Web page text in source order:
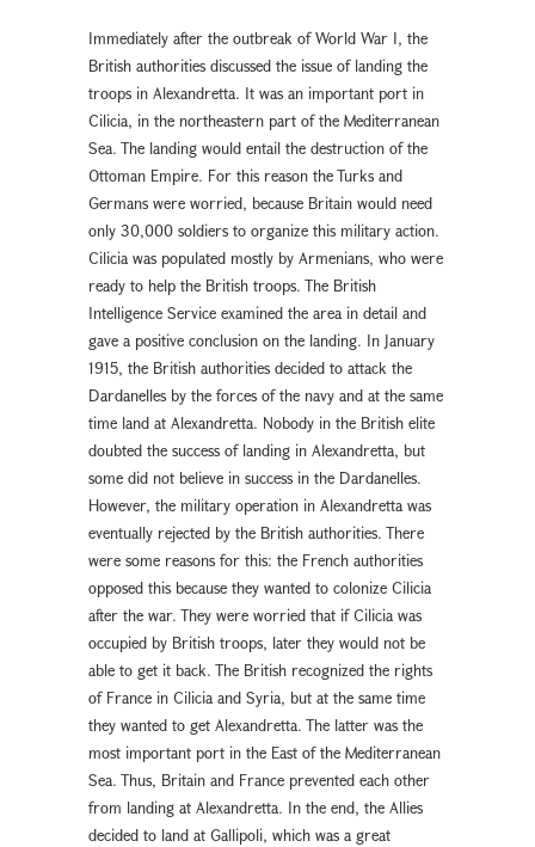
Immediately after the outbreak of World War I, the
British authorities discussed the issue of landing the
troops in Alexandretta. It was an important port in
Cilicia, in the northeastern part of the Mediterranean
Sea. The landing would entail the destruction of the
Ottoman Empire. For this reason the Turks and
Germans were worried, because Britain would need
only 30,000 soldiers to organize this military action.
Cilicia was populated mostly by Armenians, who were
ready to help the British troops. The British
Intelligence Service examined the area in detail and
gave a positive conclusion on the landing. In January
1915, the British authorities decided to attack the
Dardanelles by the forces of the navy and at the same
time land at Alexandretta. Nobody in the British elite
doubted the success of landing in Alexandretta, but
some did not believe in success in the Dardanelles.
However, the military operation in Alexandretta was
eventually rejected by the British authorities. There
were some reasons for this: the French authorities
opposed this because they wanted to colonize Cilicia
after the war. They were worried that if Cilicia was
occupied by British troops, later they would not be
able to get it back. The British recognized the rights
of France in Cilicia and Syria, but at the same time
they wanted to get Alexandretta. The latter was the
most important port in the East of the Mediterranean
Sea. Thus, Britain and France prevented each other
from landing at Alexandretta. In the end, the Allies
decided to land at Gallipoli, which was a great